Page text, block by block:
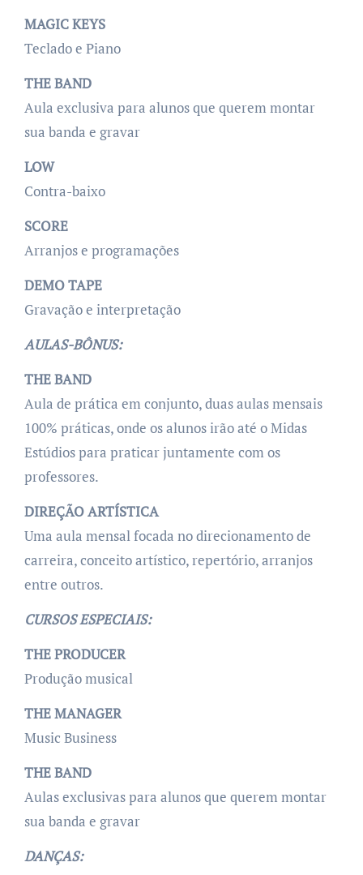
MAGIC KEYS
Teclado e Piano
THE BAND
Aula exclusiva para alunos que querem montar
sua banda e gravar
LOW
Contra-baixo
SCORE
Arranjos e programações
DEMO TAPE
Gravação e interpretação
AULAS-BÔNUS:
THE BAND
Aula de prática em conjunto, duas aulas mensais
100% práticas, onde os alunos irão até o Midas
Estúdios para praticar juntamente com os
professores.
DIREÇÃO ARTÍSTICA
Uma aula mensal focada no direcionamento de
carreira, conceito artístico, repertório, arranjos
entre outros.
CURSOS ESPECIAIS:
THE PRODUCER
Produção musical
THE MANAGER
Music Business
THE BAND
Aulas exclusivas para alunos que querem montar
sua banda e gravar
DANÇAS: